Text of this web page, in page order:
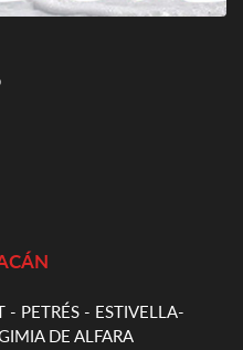
- PETRÉS - ESTIVELLA-
DE ALFARA